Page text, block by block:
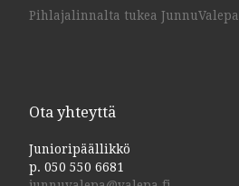
Pihlajalinnalta tukea
Ota yhteyttä
Junioripäällikkö
p. 050 550 6681